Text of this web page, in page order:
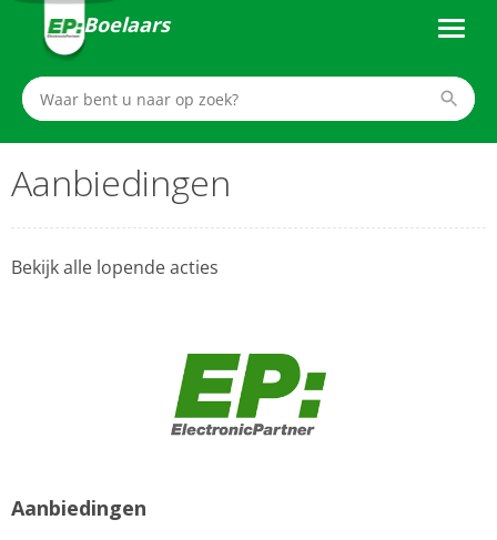
Boelaars
Aanbiedingen
Bekijk alle lopende acties
Aanbiedingen